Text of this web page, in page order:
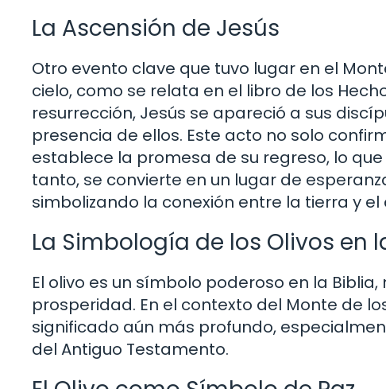
La Ascensión de Jesús
Otro evento clave que tuvo lugar en el
cielo, como se relata en el libro de los
resurrección, Jesús se apareció a sus
presencia de ellos. Este acto no solo
establece la promesa de su regreso, lo
tanto, se convierte en un lugar de
simbolizando la conexión entre la tierra y el
La Simbología de los Olivos en
El olivo es un símbolo poderoso en la
prosperidad. En el contexto del Monte de
significado aún más profundo,
del Antiguo Testamento.